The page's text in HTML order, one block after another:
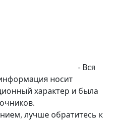
- Вся
носит
характер и была
лучше обратитесь к